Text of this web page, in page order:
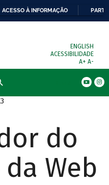
ACESSO À INFORMAÇÃO
ENGLISH
ACESSIBILIDADE
A+ A-
do
Web